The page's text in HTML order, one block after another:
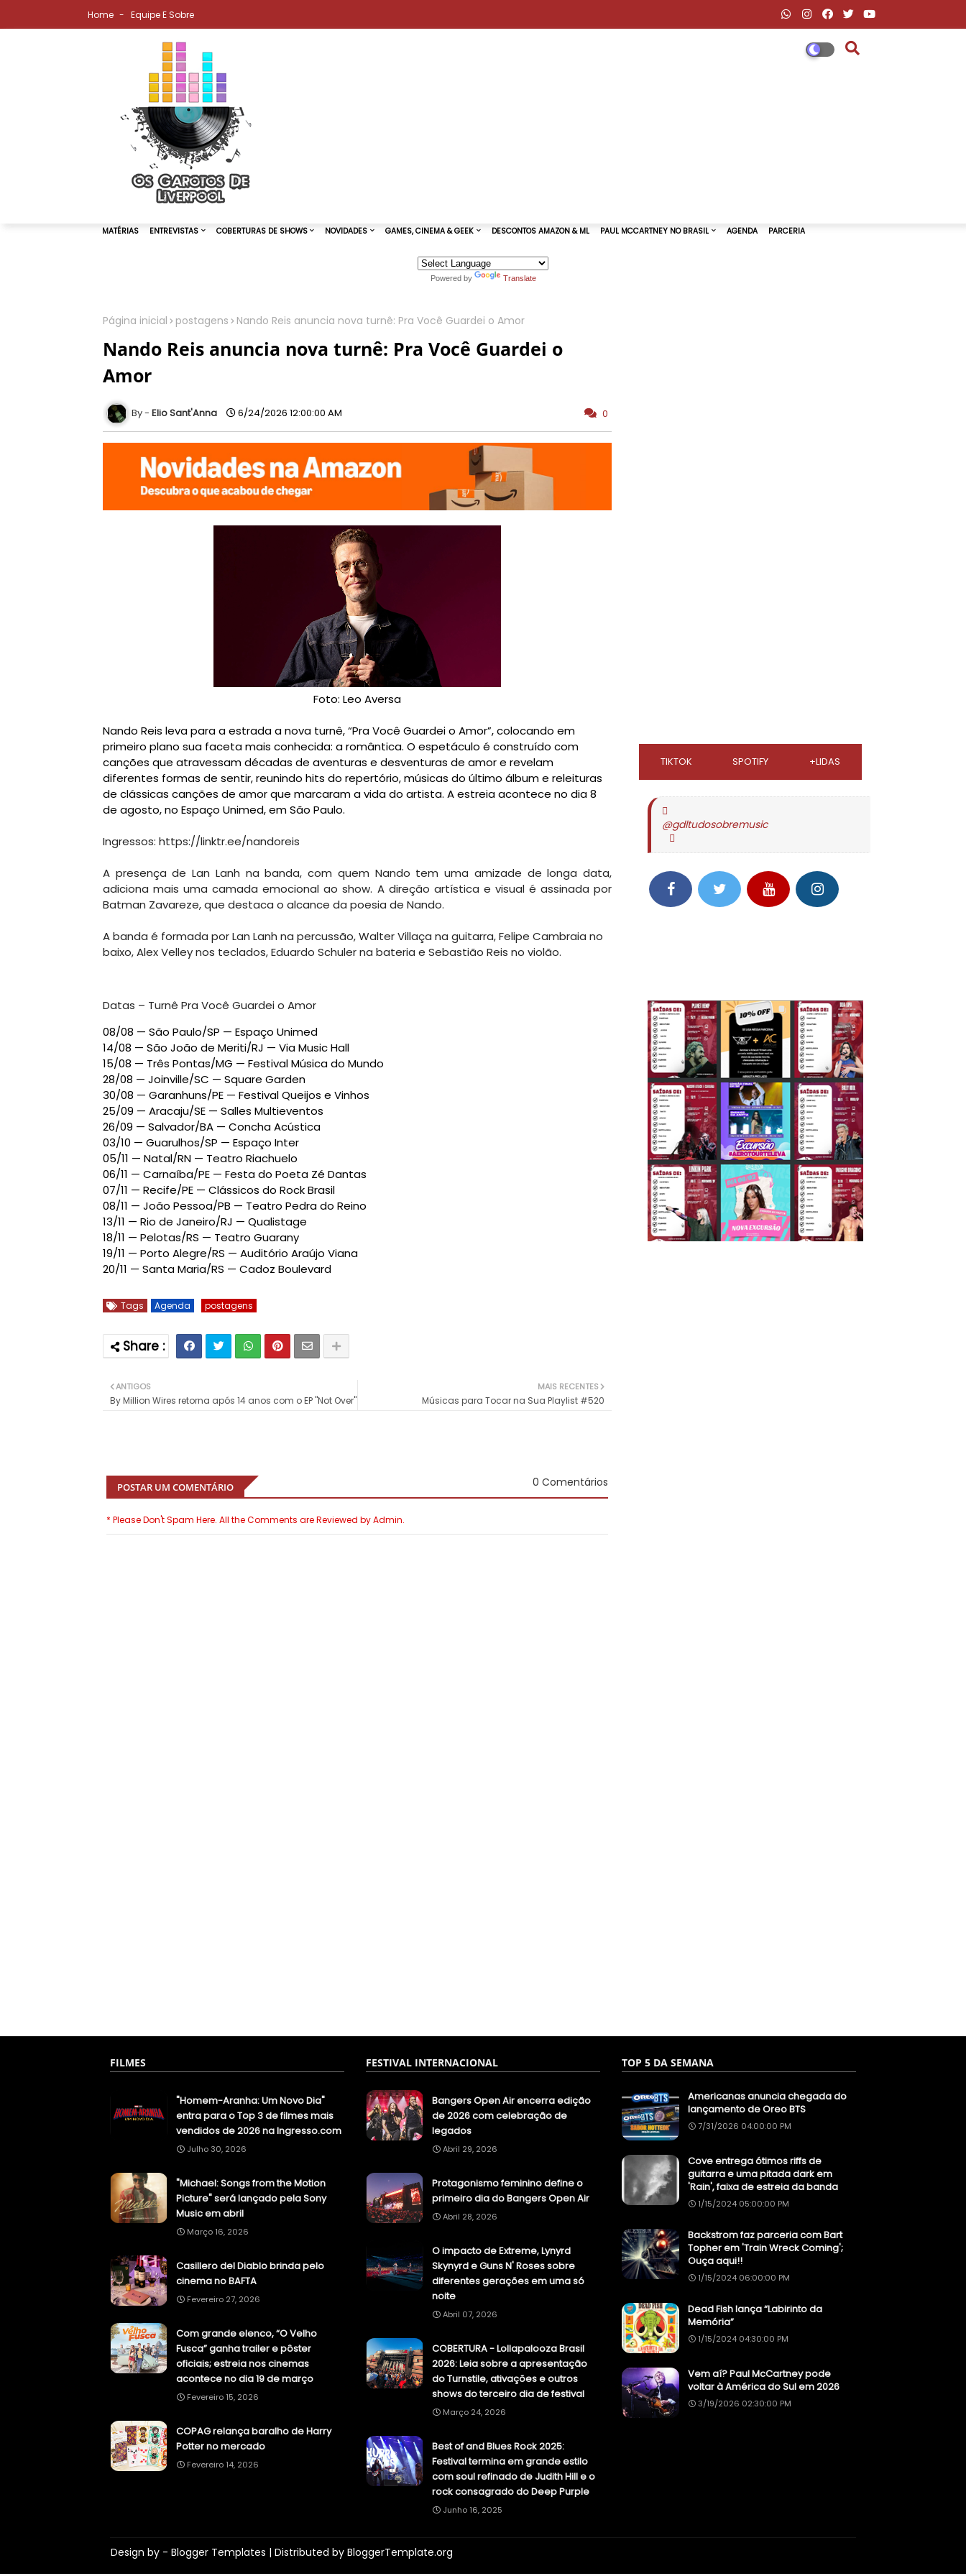
Home Equipe E Sobre
Powered by Translate
Página inicial postagens Nando Reis anuncia nova turnê: Pra Você Guardei o Amor
Nando Reis anuncia nova turnê: Pra Você Guardei o
Amor
Elio Sant'Anna 6/24/2026 12:00:00 AM 0
Foto: Leo Aversa
Nando Reis leva para a estrada a nova turnê, “Pra Você Guardei o Amor”, colocando em
primeiro plano sua faceta mais conhecida: a romântica. O espetáculo é construído com
canções que atravessam décadas de aventuras e desventuras de amor e revelam
diferentes formas de sentir, reunindo hits do repertório, músicas do último álbum e releituras
de clássicas canções de amor que marcaram a vida do artista. A estreia acontece no dia 8
de agosto, no Espaço Unimed, em São Paulo.
Ingressos: https://linktr.ee/nandoreis
A presença de Lan Lanh na banda, com quem Nando tem uma amizade de longa data,
adiciona mais uma camada emocional ao show. A direção artística e visual é assinada por
Batman Zavareze, que destaca o alcance da poesia de Nando.
A banda é formada por Lan Lanh na percussão, Walter Villaça na guitarra, Felipe Cambraia no
baixo, Alex Velley nos teclados, Eduardo Schuler na bateria e Sebastião Reis no violão.
Datas – Turnê Pra Você Guardei o Amor
08/08 — São Paulo/SP — Espaço Unimed
14/08 — São João de Meriti/RJ — Via Music Hall
15/08 — Três Pontas/MG — Festival Música do Mundo
28/08 — Joinville/SC — Square Garden
30/08 — Garanhuns/PE — Festival Queijos e Vinhos
25/09 — Aracaju/SE — Salles Multieventos
26/09 — Salvador/BA — Concha Acústica
03/10 — Guarulhos/SP — Espaço Inter
05/11 — Natal/RN — Teatro Riachuelo
06/11 — Carnaíba/PE — Festa do Poeta Zé Dantas
07/11 — Recife/PE — Clássicos do Rock Brasil
08/11 — João Pessoa/PB — Teatro Pedra do Reino
13/11 — Rio de Janeiro/RJ — Qualistage
18/11 — Pelotas/RS — Teatro Guarany
19/11 — Porto Alegre/RS — Auditório Araújo Viana
20/11 — Santa Maria/RS — Cadoz Boulevard
Tags Agenda postagens
MAIS RECENTES
Músicas para Tocar na Sua Playlist #520
ANTIGOS
By Million Wires retorna após 14 anos com o EP "Not Over"
POSTAR UM COMENTÁRIO 0 Comentários
* Please Don't Spam Here. All the Comments are Reviewed by Admin.
TIKTOK SPOTIFY +LIDAS
@gdltudosobremusic
FILMES
"Homem-Aranha: Um Novo Dia"
entra para o Top 3 de filmes mais
vendidos de 2026 na Ingresso.com
Julho 30, 2026
"Michael: Songs from the Motion
Picture" será lançado pela Sony
Music em abril
Março 16, 2026
Casillero del Diablo brinda pelo
cinema no BAFTA
Fevereiro 27, 2026
Com grande elenco, “O Velho
Fusca” ganha trailer e pôster
oficiais; estreia nos cinemas
acontece no dia 19 de março
Fevereiro 15, 2026
COPAG relança baralho de Harry
Potter no mercado
Fevereiro 14, 2026
FESTIVAL INTERNACIONAL
Bangers Open Air encerra edição
de 2026 com celebração de
legados
Abril 29, 2026
Protagonismo feminino define o
primeiro dia do Bangers Open Air
Abril 28, 2026
O impacto de Extreme, Lynyrd
Skynyrd e Guns N' Roses sobre
diferentes gerações em uma só
noite
Abril 07, 2026
COBERTURA - Lollapalooza Brasil
2026: Leia sobre a apresentação
do Turnstile, ativações e outros
shows do terceiro dia de festival
Março 24, 2026
Best of and Blues Rock 2025:
Festival termina em grande estilo
com soul refinado de Judith Hill e o
rock consagrado do Deep Purple
Junho 16, 2025
TOP 5 DA SEMANA
Americanas anuncia chegada do
lançamento de Oreo BTS
7/31/2026 04:00:00 PM
Cove entrega ótimos riffs de
guitarra e uma pitada dark em
'Rain', faixa de estreia da banda
1/15/2024 05:00:00 PM
Backstrom faz parceria com Bart
Topher em 'Train Wreck Coming';
Ouça aqui!!
1/15/2024 06:00:00 PM
Dead Fish lança “Labirinto da
Memória”
1/15/2024 04:30:00 PM
Vem aí? Paul McCartney pode
voltar à América do Sul em 2026
3/19/2026 02:30:00 PM
Design by - Blogger Templates | Distributed by BloggerTemplate.org